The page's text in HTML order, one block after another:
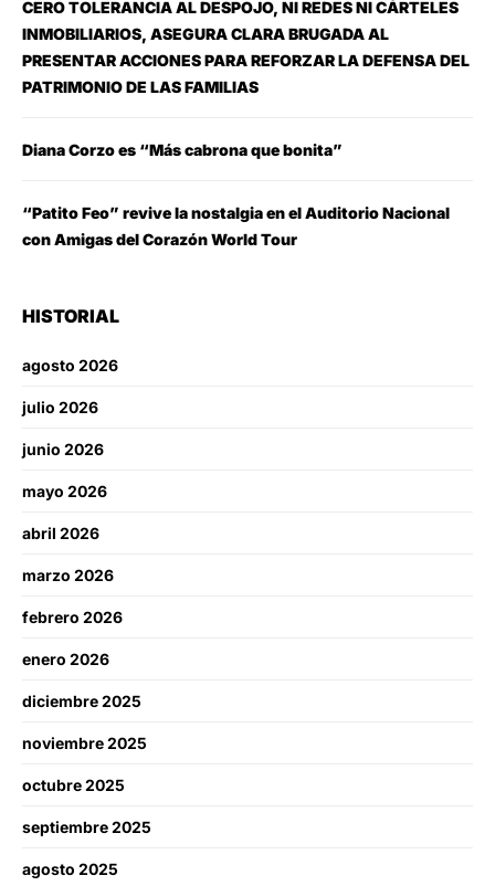
CERO TOLERANCIA AL DESPOJO, NI REDES NI CÁRTELES
INMOBILIARIOS, ASEGURA CLARA BRUGADA AL
PRESENTAR ACCIONES PARA REFORZAR LA DEFENSA DEL
PATRIMONIO DE LAS FAMILIAS
Diana Corzo es “Más cabrona que bonita”
“Patito Feo” revive la nostalgia en el Auditorio Nacional
con Amigas del Corazón World Tour
HISTORIAL
agosto 2026
julio 2026
junio 2026
mayo 2026
abril 2026
marzo 2026
febrero 2026
enero 2026
diciembre 2025
noviembre 2025
octubre 2025
septiembre 2025
agosto 2025